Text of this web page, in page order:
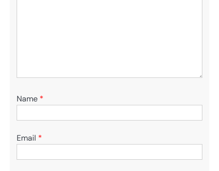
Name *
Email *